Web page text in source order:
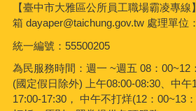
【臺中市大雅區公所員工職場霸凌專線
箱 dayaper@taichung.gov.tw 處理單位
統一編號 ：55500205
為民服務時間：週一 ~週五 08：00~12
(國定假日除外) 上午08:00-08:30、中午
17:00-17:30， 中午不打烊(12：00~13